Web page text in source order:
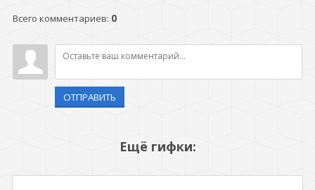
Всего комментариев: 0
ОТПРАВИТЬ
Ещё гифки: